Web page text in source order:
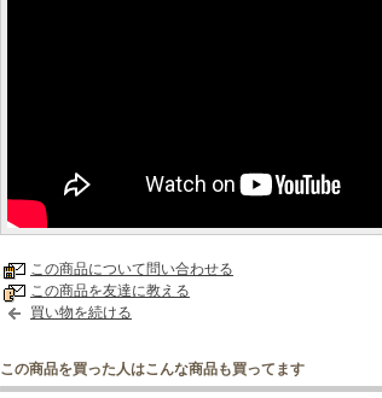
この商品について問い合わせる
この商品を友達に教える
買い物を続ける
この商品を買った人はこんな商品も買ってます